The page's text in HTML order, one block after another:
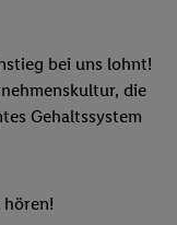
bei uns lohnt!
die
Gehaltssystem